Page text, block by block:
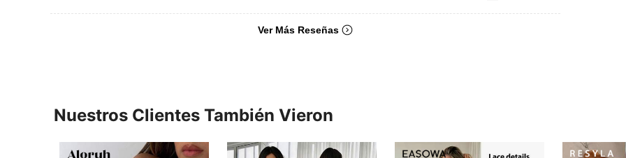
Ver Más Reseñas
Nuestros Clientes También Vieron